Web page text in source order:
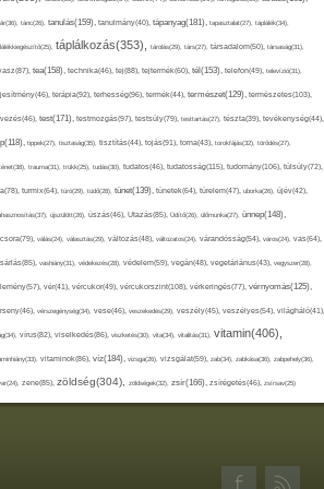
tánc(26), tanulás(159), tanulmány(40), tápanyag(181), tapasztalat(27), táplálék(34),
táplálkozás(353), tárolás(29), társ(27), társadalom(50), társaság(31),
tea(158), technika(46), tej(88), tejtermék(60), tél(153), telefon(49), televízió(31),
terápia(92), terhesség(96), termék(44), természet(129), természetes(103),
test(171), testmozgás(97), testsúly(79), testtartás(27), tészta(39), tevékenység(44),
tippek(27), tisztaság(35), tisztítás(44), tojás(91), torna(43), torokfájás(32), törődés(27),
trauma(31), trükk(25), tudás(30), tudatos(46), tudatosság(115), tudomány(106), túlsúly(72),
turmix(64), túró(29), tüdő(28), tünet(139), tünetek(64), türelem(47), uborka(26), újév(42),
újszülött(26), úszás(46), Utazás(85), Üdítő(26), ülőmunka(27), ünnep(148),
válás(24), választás(29), változás(48), változatos(24), várandósság(54), város(24), vas(64),
vashiány(31), védekezés(28), védelem(59), vegán(48), vegetáriánus(43), vegyszer(28),
vér(41), vércukor(49), vércukorszint(108), vérkeringés(77), vérnyomás(125),
vérszegénység(34), vese(46), veszekedés(29), veszély(45), veszélyes(54), világháló(41),
vírus(82), viselkedés(86), viszketés(30), vita(34), vitalitás(31), vitamin(406),
vitaminok(86), víz(184), vizsga(26), vizsgálat(59), zab(34), zabkása(36), zabpehely(36),
zene(85), zöldség(304), zöldségek(32), zsír(166), zsírégetés(46), zsírsav(25)